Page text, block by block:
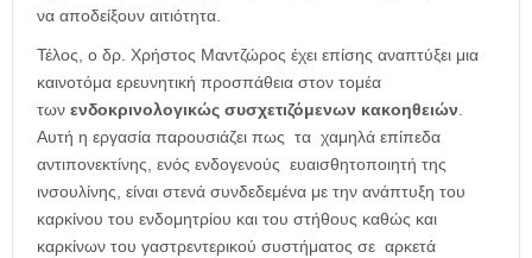
να αποδείξουν αιτιότητα.
Τέλος, ο δρ. Χρήστος Μαντζώρος έχει επίσης αναπτύξει μια
καινοτόμα ερευνητική προσπάθεια στον τομέα
των ενδοκρινολογικώς συσχετιζόμενων κακοηθειών.
Αυτή η εργασία παρουσιάζει πως τα χαμηλά επίπεδα
αντιπονεκτίνης, ενός ενδογενούς ευαισθητοποιητή της
ινσουλίνης, είναι στενά συνδεδεμένα με την ανάπτυξη του
καρκίνου του ενδομητρίου και του στήθους καθώς και
καρκίνων του γαστρεντερικού συστήματος σε αρκετά